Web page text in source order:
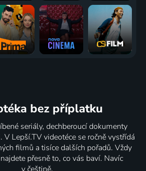
bez příplatku
seriály, dechberoucí dokumenty
V Lepší.TV videotéce se ročně vystřídá
filmů a tisíce dalších pořadů. Vždy
přesně to, co vás baví. Navíc